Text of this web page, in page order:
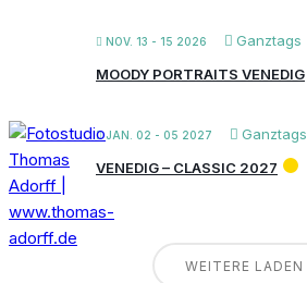
NOV. 13 - 15 2026 Ganztags
MOODY PORTRAITS VENEDIG
JAN. 02 - 05 2027
Ganztags
VENEDIG – CLASSIC 2027
WEITERE LADEN